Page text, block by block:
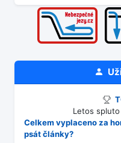
Letos spluto
Celkem vyplaceno za
psát články?